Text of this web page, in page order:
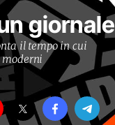
giornale
il tempo in cui